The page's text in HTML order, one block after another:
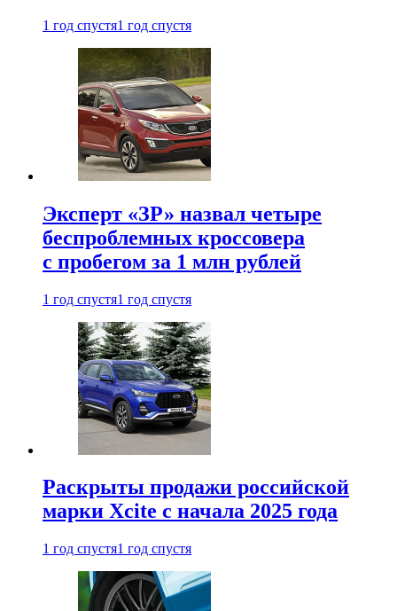
1 год спустя1 год спустя
Эксперт «ЗР» назвал четыре
беспроблемных кроссовера
с пробегом за 1 млн рублей
1 год спустя1 год спустя
Раскрыты продажи российской
марки Xcite с начала 2025 года
1 год спустя1 год спустя